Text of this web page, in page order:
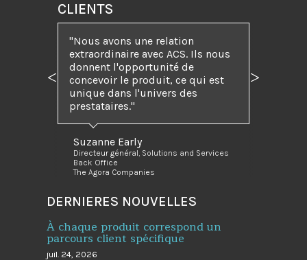
CLIENTS
"Nous avons une relation
extraordinaire avec ACS. Ils nous
donnent l'opportunité de
concevoir le produit, ce qui est
unique dans l'univers des
prestataires."
Suzanne Early
Directeur général, Solutions and Services
Back Office
The Agora Companies
Précédent Suivant
DERNIERES NOUVELLES
À chaque produit correspond un
parcours client spécifique
juil. 24, 2026